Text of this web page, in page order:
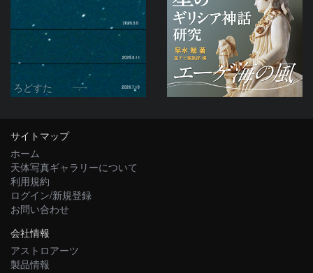
ろどすた
サイトマップ
ホーム
天体写真ギャラリーについて
利用規約
ログイン/新規登録
お問い合わせ
会社情報
アストロアーツ
製品情報